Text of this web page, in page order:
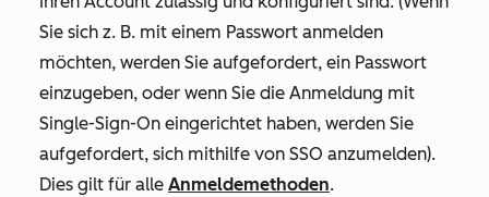
Sie sich z. B. mit einem Passwort anmelden
möchten, werden Sie aufgefordert, ein Passwort
einzugeben, oder wenn Sie die Anmeldung mit
Single-Sign-On eingerichtet haben, werden Sie
aufgefordert, sich mithilfe von SSO anzumelden).
Dies gilt für alle Anmeldemethoden.